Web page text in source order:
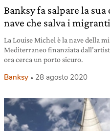
Banksy fa salpare la
nave che salva i migranti
La Louise Michel è la nave della
Mediterraneo finanziata
ora cerca un porto sicuro.
Banksy 28 agosto 2020